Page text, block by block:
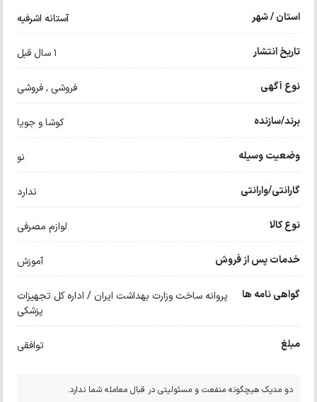
استان / شهر آستانه اشرفیه
تاریخ انتشار 1 سال قبل
نوع آگهی فروشی , فروشی
برند/سازنده کوشا و جویا
وضعیت وسیله نو
گارانتی/وارانتی ندارد
نوع کالا لوازم مصرفی
خدمات پس از فروش آموزش
گواهی نامه ها
پروانه ساخت وزارت بهداشت ایران / اداره کل تجهیزات
پزشکی
مبلغ توافقی
دو مدیک هیچگونه منفعت و مسئولیتی در قبال معامله شما ندارد.